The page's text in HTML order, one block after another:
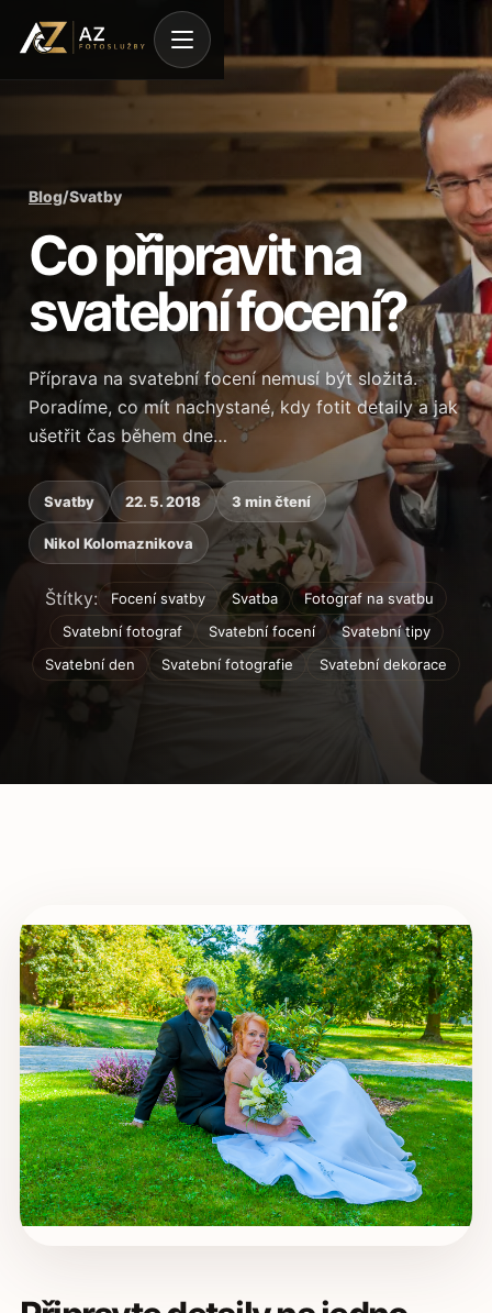
Blog/Svatby
Co připravit na
svatební focení?
Příprava na svatební focení nemusí být složitá.
Poradíme, co mít nachystané, kdy fotit detaily a jak
ušetřit čas během dne…
Svatby 22. 5. 2018 3 min čtení
Nikol Kolomaznikova
Štítky: Focení svatby Svatba
Fotograf na svatbu
Svatební fotograf
Svatební focení
Svatební tipy
Svatební den
Svatební fotografie Svatební dekorace